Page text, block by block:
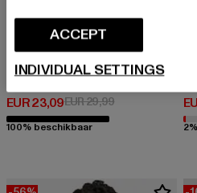
URBAN CLASSICS
EUR 23,09
Huidige prijs: EUR 23,09
EUR 29,99Actieprijs: EUR
100% beschikbaar
ACCEPT
INDIVIDUAL SETTINGS